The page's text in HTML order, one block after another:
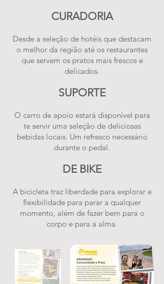
CURADORIA
Desde a seleção de hotéis que destacam
o melhor da região até os restaurantes
que servem os pratos mais frescos e
delicados.
SUPORTE
O carro de apoio estará disponível para
te servir uma seleção de deliciosas
bebidas locais. Um refresco necessário
durante o pedal.
DE BIKE
A bicicleta traz liberdade para explorar e
flexibilidade para parar a qualquer
momento, além de fazer bem para o
corpo e para a alma.